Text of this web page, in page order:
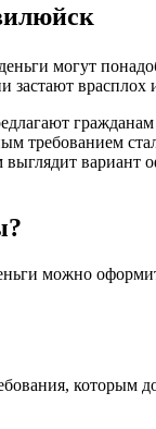
могут
застают
требованием
вариант
можно
которым